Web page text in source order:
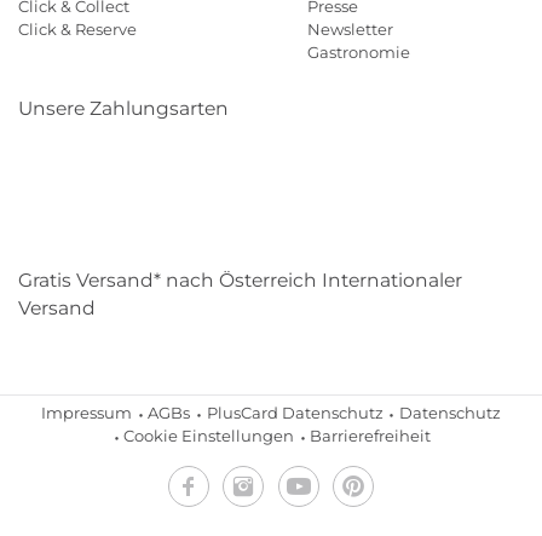
Click & Collect
Click & Reserve
Presse
Newsletter
Gastronomie
Unsere Zahlungsarten
Gratis Versand* nach Österreich Internationaler
Versand
Impressum AGBs PlusCard Datenschutz
Datenschutz
Cookie Einstellungen
Barrierefreiheit